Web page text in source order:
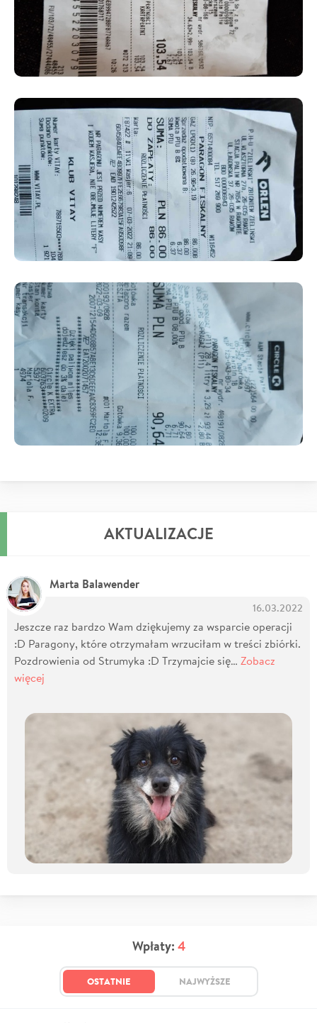
AKTUALIZACJE
Marta Balawender
16.03.2022
Jeszcze raz bardzo Wam dziękujemy za wsparcie operacji
:D Paragony, które otrzymałam wrzuciłam w treści zbiórki.
Pozdrowienia od Strumyka :D Trzymajcie się… Zobacz
więcej
Wpłaty: 4
OSTATNIE NAJWYŻSZE